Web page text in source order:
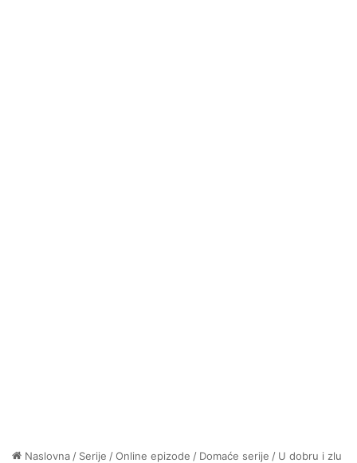
Naslovna / Serije /Online epizode / Domaće serije / U dobru i zlu